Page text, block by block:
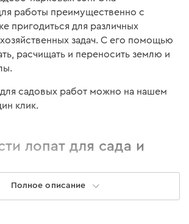
работы преимущественно с
пригодиться для различных
задач. С его помощью
расчищать и переносить землю и
для садовых работ можно на нашем
клик.
лопат для сада и
Полное описание